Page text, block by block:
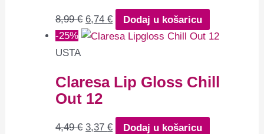
8,99€ 6,74€
Dodaj u košaricu
-25%
USTA
Claresa Lip Gloss Chill
Out 12
4,49€ 3,37€ Dodaj u košaricu